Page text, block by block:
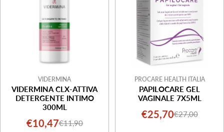
VIDERMINA
VIDERMINA CLX-ATTIVA
DETERGENTE INTIMO
300ML
Prezzo
€10,47Prezzo
€11,90
PROCARE HEALTH ITALIA
PAPILOCARE GEL
VAGINALE 7X5ML
Prezzo
€25,70Prezzo
€27,00